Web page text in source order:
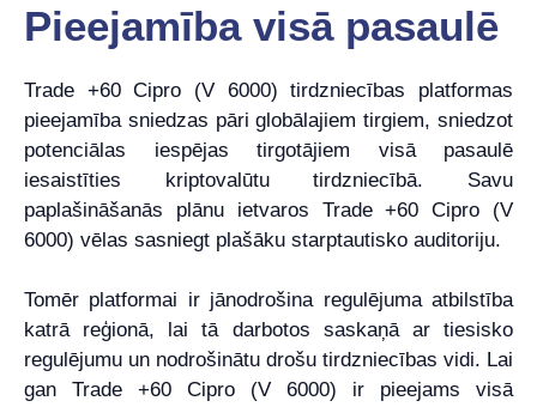
Pieejamība visā pasaulē
Trade +60 Cipro (V 6000) tirdzniecības platformas
pieejamība sniedzas pāri globālajiem tirgiem, sniedzot
potenciālas iespējas tirgotājiem visā pasaulē
iesaistīties kriptovalūtu tirdzniecībā. Savu
paplašināšanās plānu ietvaros Trade +60 Cipro (V
6000) vēlas sasniegt plašāku starptautisko auditoriju.
Tomēr platformai ir jānodrošina regulējuma atbilstība
katrā reģionā, lai tā darbotos saskaņā ar tiesisko
regulējumu un nodrošinātu drošu tirdzniecības vidi. Lai
gan Trade +60 Cipro (V 6000) ir pieejams visā